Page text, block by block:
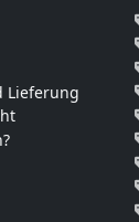
Lieferung